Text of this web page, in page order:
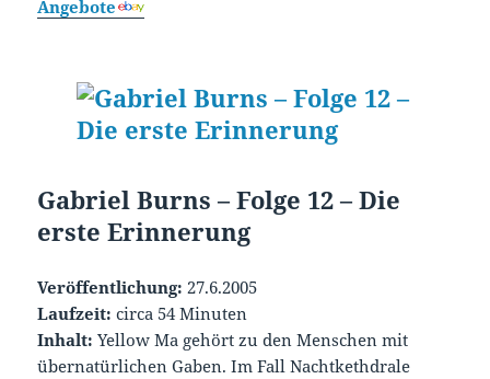
Angebote
Gabriel Burns – Folge 12 – Die
erste Erinnerung
Veröffentlichung: 27.6.2005
Laufzeit: circa 54 Minuten
Inhalt: Yellow Ma gehört zu den Menschen mit
übernatürlichen Gaben. Im Fall Nachtkethdrale